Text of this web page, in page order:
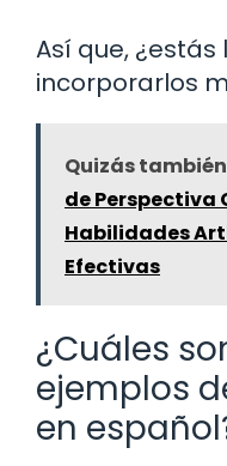
Así que,
incorporarlos
Quizás
de Perspectiva
Habilidades
Efectivas
¿Cuáles
ejemplos
en